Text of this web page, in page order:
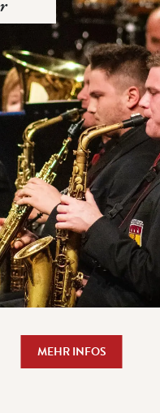
MEHR INFOS